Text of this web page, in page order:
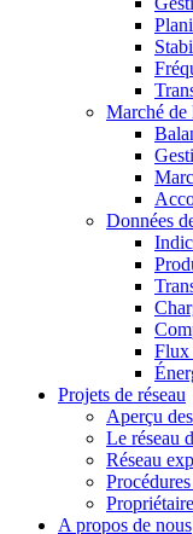
Marché de
Données
Flux
Projets de réseau
Aperçu
Le réseau
Réseau
A propos de nous